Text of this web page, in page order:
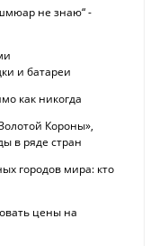
не знаю“ -
и батареи
как никогда
Короны»,
в ряде стран
городов мира: кто
цены на